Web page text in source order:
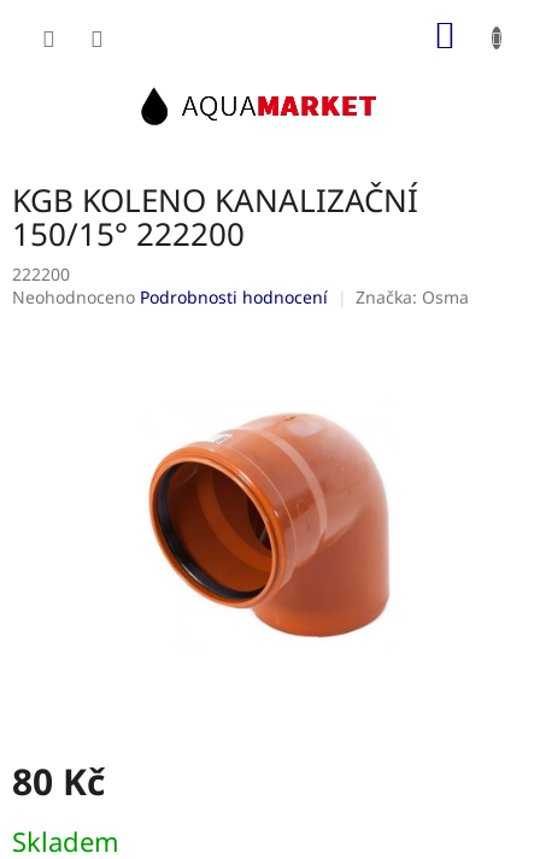
KGB KOLENO KANALIZAČNÍ
150/15° 222200
222200
Průměrné
Neohodnoceno Podrobnosti hodnocení Značka: Osma
80 Kč
cena:
Skladem